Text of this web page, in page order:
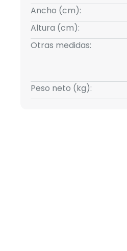
Ancho (cm):
Altura (cm):
Otras medidas:
Peso neto (kg):